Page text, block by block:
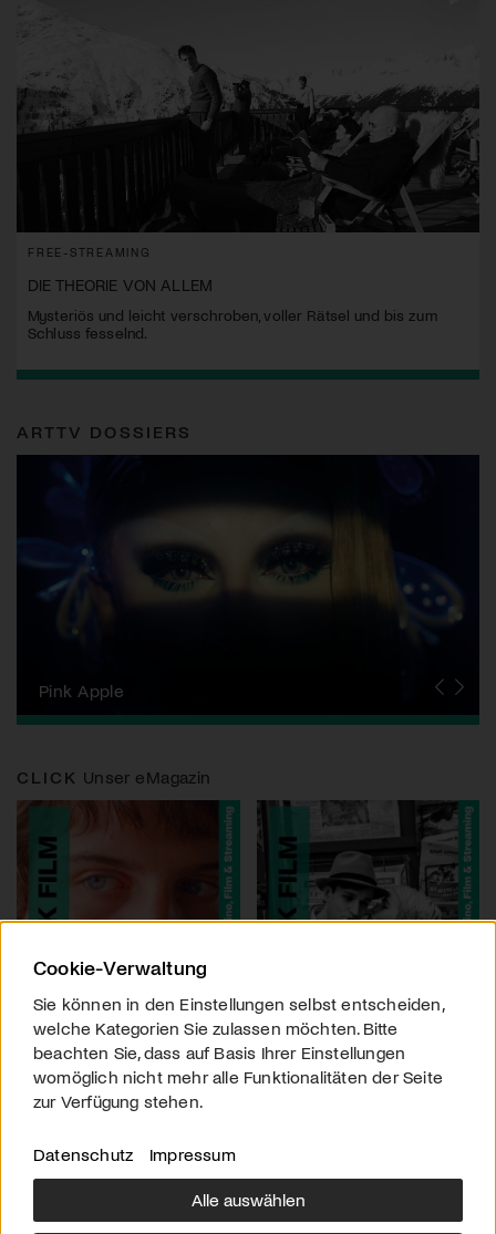
FREE-STREAMING
DIE THEORIE VON ALLEM
Mysteriös und leicht verschroben, voller Rätsel und bis zum
Schluss fesselnd.
ARTTV DOSSIERS
Zurich Film Festival
Pink Apple
Locarno Film Festival
Human Rights Film Festival Zurich
Yesh! Neues aus der jüdischen Filmwelt
Neuchâtel International Fantastic Film Festival
Visions du Réel
Berlinale
Solothurner Filmtage
Geneva International Film Festival
CLICK Unser eMagazin
Cookie-Verwaltung
Sie können in den Einstellungen selbst entscheiden,
welche Kategorien Sie zulassen möchten. Bitte
beachten Sie, dass auf Basis Ihrer Einstellungen
womöglich nicht mehr alle Funktionalitäten der Seite
zur Verfügung stehen.
Datenschutz Impressum
Alle auswählen